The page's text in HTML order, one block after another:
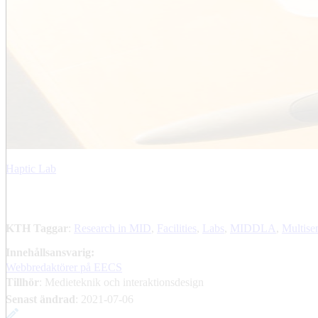
Haptic Lab
KTH Taggar Research in MID Facilities Labs MIDDLA
Innehållsansvarig:
Webbredaktörer på EECS
Tillhör
: Medieteknik och interaktionsdesign
Senast ändrad
2021-07-06